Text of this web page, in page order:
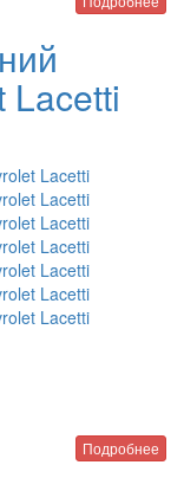
Lacetti
Подробнее